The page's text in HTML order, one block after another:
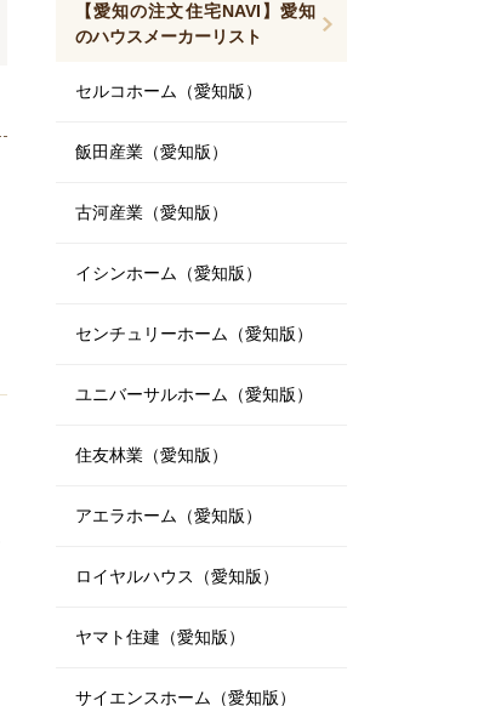
【愛知の注文住宅NAVI】愛知
のハウスメーカーリスト
セルコホーム（愛知版）
飯田産業（愛知版）
古河産業（愛知版）
イシンホーム（愛知版）
センチュリーホーム（愛知版）
ユニバーサルホーム（愛知版）
住友林業（愛知版）
アエラホーム（愛知版）
ロイヤルハウス（愛知版）
ヤマト住建（愛知版）
サイエンスホーム（愛知版）